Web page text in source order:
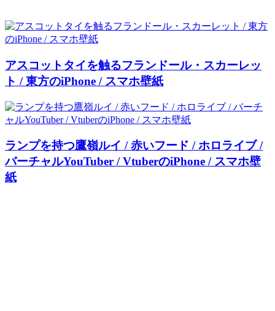
アスコットタイを触るフランドール・スカーレッ
ト / 東方のiPhone / スマホ壁紙
ランプを持つ鷹嶺ルイ / 赤いフード / ホロライブ /
バーチャルYouTuber / VtuberのiPhone / スマホ壁
紙